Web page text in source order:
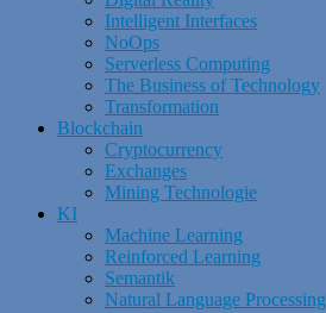
Intelligent Interfaces
NoOps
Serverless Computing
The Business of Technology
Transformation
Blockchain
Cryptocurrency
Exchanges
Mining Technologie
KI
Machine Learning
Reinforced Learning
Semantik
Natural Language Processing